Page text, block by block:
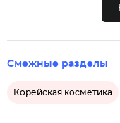
Смежные разделы
Корейская косметика